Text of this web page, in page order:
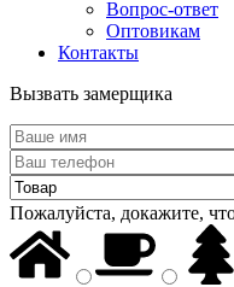
Вопрос-ответ
Оптовикам
Контакты
Вызвать замерщика
Пожалуйста, докажите,